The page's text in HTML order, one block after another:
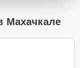
Махачкале